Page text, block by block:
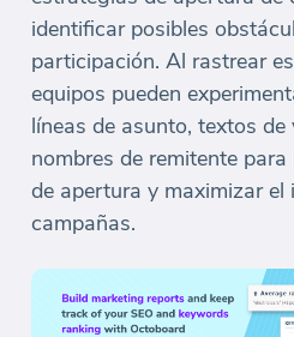
identificar posibles
participación. Al rastrear
equipos pueden
líneas de asunto, textos
nombres de remitente
de apertura y maximizar el
campañas.